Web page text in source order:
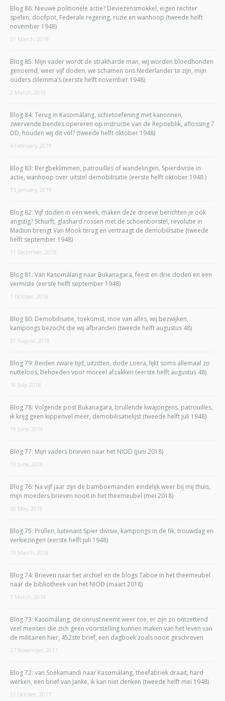
Blog 86: Nieuwe politionele actie? Deviezensmokkel, eigen rechter
spelen, doofpot, Federale regering, ruzie en wanhoop (tweede helft
november 1948)
31 March, 2019
Blog 85: Mijn vader wordt de strakharde man, wij worden bloedhonden
genoemd, weer vijf doden, we schamen ons Nederlander te zijn, mijn
ouders dilemma’s (eerste helft november 1948)
2 March, 2019
Blog 84: Terug in Kasomálang, schietoefening met kanonnen,
zwervende bendes opereren op instructie van de Repoeblik, aflossing 7
DD, houden wij dit vol? (tweede helft oktober 1948)
4 February, 2019
Blog 83: Bergbeklimmen, patrouilles of wandelingen, Spierdivisie in
actie, wanhoop over uitstel demobilisatie (eerste helft oktober 1948 )
15 January, 2019
Blog 82: Vijf doden in een week, maken deze droeve berichten je ook
angstig? Schurft, glashard rossen met de schoenborstel, revolutie in
Madiun brengt Van Mook terug en vertraagt de demobilisatie (tweede
helft september 1948)
11 December, 2018
Blog 81: Van Kasomálang naar Bukanagara, feest en drie doden en een
vermiste (eerste helft september 1948)
1 October, 2018
Blog 80: Demobilisatie, toekomst, moe van alles, wij bezwijken,
kampongs bezocht die wij afbranden (tweede helft augustus 48)
31 August, 2018
Blog 79: Beiden zware tijd, uitzitten, dode Loera, lijkt soms allemaal zo
nutteloos, behoeden voor moreel afzakken (eerste helft augustus 48)
16 July, 2018
Blog 78: Volgende post Bukanagara, brullende kwajongens, patrouilles,
ik krijg geen kippenvel meer, demobilisatielijst (tweede helft juli 1948)
19 June, 2018
Blog 77: Mijn vaders brieven naar het NIOD (juni 2018)
13 June, 2018
Blog 76: Na vijf jaar zijn de bamboemanden eindelijk weer bij mij thuis,
mijn moeders brieven nooit in het theemeubel (mei 2018)
30 May, 2018
Blog 75: Prullen, luitenant Spier divisie, kampongs in de fik, trouwdag en
verkiezingen (eerste helft juli 1948)
13 March, 2018
Blog 74: Brieven naar het archief en de blogs Taboe in het theemeubel
naar de bibliotheek van het NIOD (maart 2018)
7 March, 2018
Blog 73: Kasomálang, de onrust neemt weer toe, er zijn zo ontzettend
veel mensen die zich geen voorstelling kunnen maken van het leven van
de militairen hier, 452ste brief, een dagboek zoals nooit geschreven
27 November, 2017
Blog 72: van Soekamandi naar Kasomálang, theefabriek draait, hard
werken, een brief van Janke, ik kan niet denken (tweede helft mei 1948)
31 October, 2017